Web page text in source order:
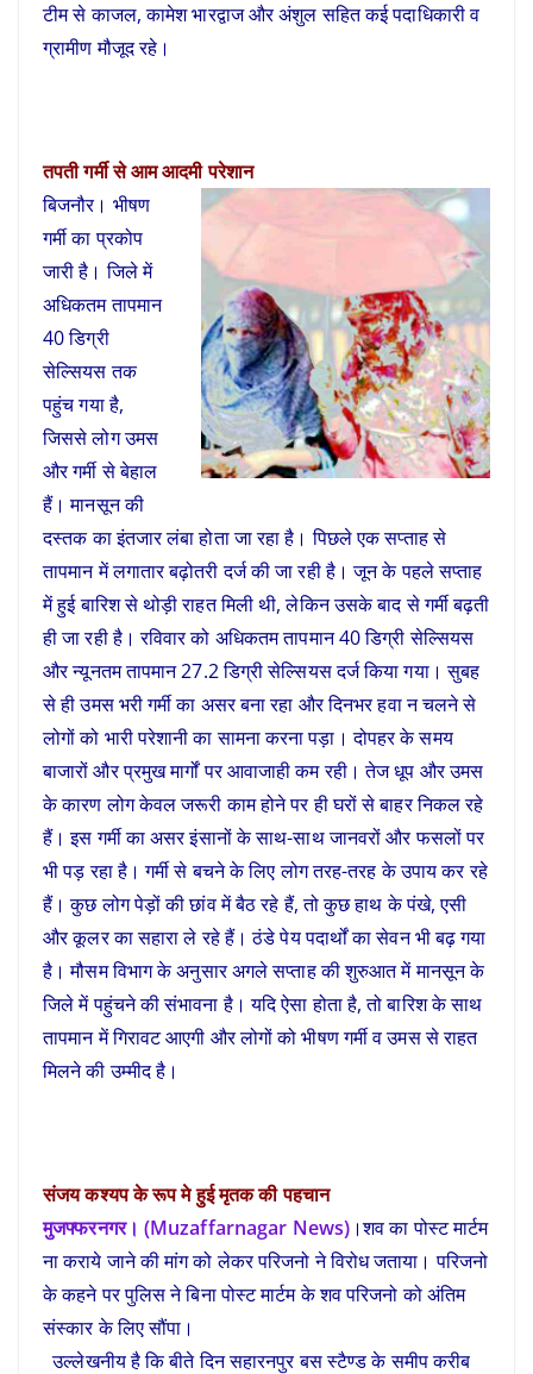
टीम से काजल, कामेश भारद्वाज और अंशुल सहित कई पदाधिकारी व
ग्रामीण मौजूद रहे।
तपती गर्मी से आम आदमी परेशान
बिजनौर। भीषण
गर्मी का प्रकोप
जारी है। जिले में
अधिकतम तापमान
40 डिग्री
सेल्सियस तक
पहुंच गया है,
जिससे लोग उमस
और गर्मी से बेहाल
हैं। मानसून की
दस्तक का इंतजार लंबा होता जा रहा है। पिछले एक सप्ताह से
तापमान में लगातार बढ़ोतरी दर्ज की जा रही है। जून के पहले सप्ताह
में हुई बारिश से थोड़ी राहत मिली थी, लेकिन उसके बाद से गर्मी बढ़ती
ही जा रही है। रविवार को अधिकतम तापमान 40 डिग्री सेल्सियस
और न्यूनतम तापमान 27.2 डिग्री सेल्सियस दर्ज किया गया। सुबह
से ही उमस भरी गर्मी का असर बना रहा और दिनभर हवा न चलने से
लोगों को भारी परेशानी का सामना करना पड़ा। दोपहर के समय
बाजारों और प्रमुख मार्गों पर आवाजाही कम रही। तेज धूप और उमस
के कारण लोग केवल जरूरी काम होने पर ही घरों से बाहर निकल रहे
हैं। इस गर्मी का असर इंसानों के साथ-साथ जानवरों और फसलों पर
भी पड़ रहा है। गर्मी से बचने के लिए लोग तरह-तरह के उपाय कर रहे
हैं। कुछ लोग पेड़ों की छांव में बैठ रहे हैं, तो कुछ हाथ के पंखे, एसी
और कूलर का सहारा ले रहे हैं। ठंडे पेय पदार्थों का सेवन भी बढ़ गया
है। मौसम विभाग के अनुसार अगले सप्ताह की शुरुआत में मानसून के
जिले में पहुंचने की संभावना है। यदि ऐसा होता है, तो बारिश के साथ
तापमान में गिरावट आएगी और लोगों को भीषण गर्मी व उमस से राहत
मिलने की उम्मीद है।
संजय कश्यप के रूप मे हुई मृतक की पहचान
मुजफ्फरनगर। (Muzaffarnagar News) ।शव का पोस्ट मार्टम
ना कराये जाने की मांग को लेकर परिजनो ने विरोध जताया। परिजनो
के कहने पर पुलिस ने बिना पोस्ट मार्टम के शव परिजनो को अंतिम
संस्कार के लिए सौंपा।
उल्लेखनीय है कि बीते दिन सहारनपुर बस स्टैण्ड के समीप करीब